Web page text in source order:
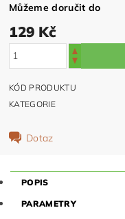
Můžeme doručit do
129 Kč
KÓD PRODUKTU
KATEGORIE
Dotaz
POPIS
PARAMETRY